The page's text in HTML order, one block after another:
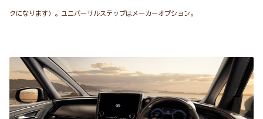
クになります）。ユニバーサルステップはメーカーオプション。